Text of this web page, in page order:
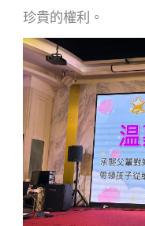
珍貴的權利。